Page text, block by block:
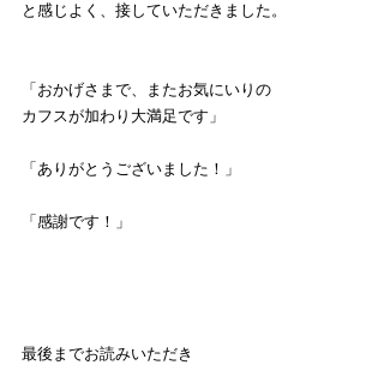
と感じよく、接していただきました。
「おかげさまで、またお気にいりの
カフスが加わり大満足です」
「ありがとうございました！」
「感謝です！」
最後までお読みいただき